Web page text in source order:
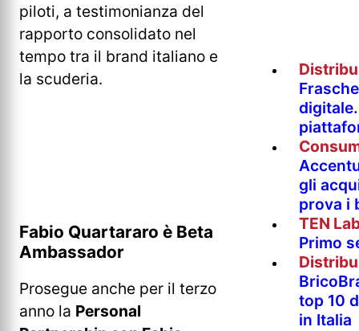
piloti, a testimonianza del
rapporto consolidato nel
tempo tra il brand italiano e
la scuderia.
Fabio Quartararo è Beta
Ambassador
Prosegue anche per il terzo
anno la Personal
gli
prova i
TEN
Primo
top 10
in Italia